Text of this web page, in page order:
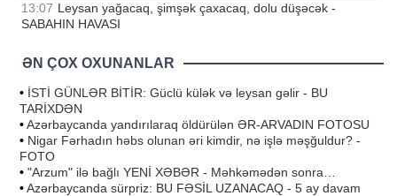
13:07 Leysan yağacaq, şimşək çaxacaq, dolu düşəcək -
SABAHIN HAVASI
ƏN ÇOX OXUNANLAR
• İSTİ GÜNLƏR BİTİR: Güclü külək və leysan gəlir - BU
TARİXDƏN
•Azərbaycanda yandırılaraq öldürülən ƏR-ARVADIN FOTOSU
• Nigar Fərhadın həbs olunan əri kimdir, nə işlə məşğuldur? -
FOTO
• "Arzum" ilə bağlı YENİ XƏBƏR - Məhkəmədən sonra…
•Azərbaycanda sürpriz: BU FƏSİL UZANACAQ - 5 ay davam